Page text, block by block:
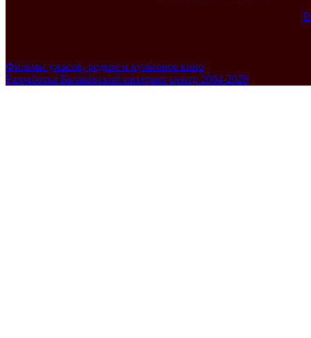
Фильмы ужасов, редкое и культовое кино
Разработка Балаковский интернет центр 2004-2026